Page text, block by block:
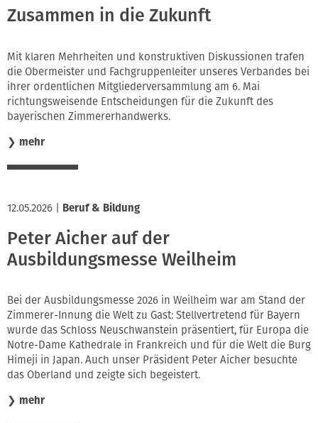
Zusammen in die Zukunft
Mit klaren Mehrheiten und konstruktiven Diskussionen trafen
die Obermeister und Fachgruppenleiter unseres Verbandes bei
ihrer ordentlichen Mitgliederversammlung am 6. Mai
richtungsweisende Entscheidungen für die Zukunft des
bayerischen Zimmererhandwerks.
❯ mehr
12.05.2026 Beruf & Bildung
Peter Aicher auf der
Ausbildungsmesse Weilheim
Bei der Ausbildungsmesse 2026 in Weilheim war am Stand der
Zimmerer-Innung die Welt zu Gast: Stellvertretend für Bayern
wurde das Schloss Neuschwanstein präsentiert, für Europa die
Notre-Dame Kathedrale in Frankreich und für die Welt die Burg
Himeji in Japan. Auch unser Präsident Peter Aicher besuchte
das Oberland und zeigte sich begeistert.
❯ mehr